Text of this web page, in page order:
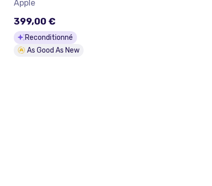
Apple
399,00 €
Reconditionné
As Good As New